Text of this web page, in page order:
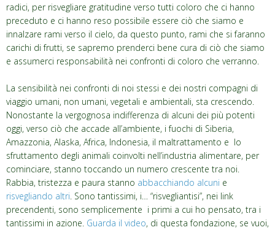
radici, per risvegliare gratitudine verso tutti coloro che ci hanno
preceduto e ci hanno reso possibile essere ciò che siamo e
innalzare rami verso il cielo, da questo punto, rami che si faranno
carichi di frutti, se sapremo prenderci bene cura di ciò che siamo
e assumerci responsabilità nei confronti di coloro che verranno.
La sensibilità nei confronti di noi stessi e dei nostri compagni di
viaggio umani, non umani, vegetali e ambientali, sta crescendo.
Nonostante la vergognosa indifferenza di alcuni dei più potenti
oggi, verso ciò che accade all’ambiente, i fuochi di Siberia,
Amazzonia, Alaska, Africa, Indonesia, il maltrattamento e lo
sfruttamento degli animali coinvolti nell’industria alimentare, per
cominciare, stanno toccando un numero crescente tra noi.
Rabbia, tristezza e paura stanno abbacchiando alcuni e
risvegliando altri. Sono tantissimi, i… “risvegliantisi”, nei link
precendenti, sono semplicemente i primi a cui ho pensato, tra i
tantissimi in azione. Guarda il video, di questa fondazione, se vuoi,